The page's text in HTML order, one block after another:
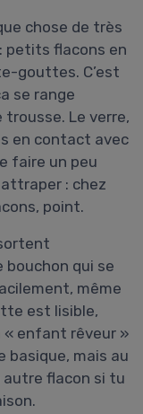
chose de très
petits flacons en
gouttes. C’est
se range
Le verre,
en contact avec
faire un peu
: chez
point.
qui se
même
est lisible,
« enfant rêveur »
basique, mais au
autre flacon si tu